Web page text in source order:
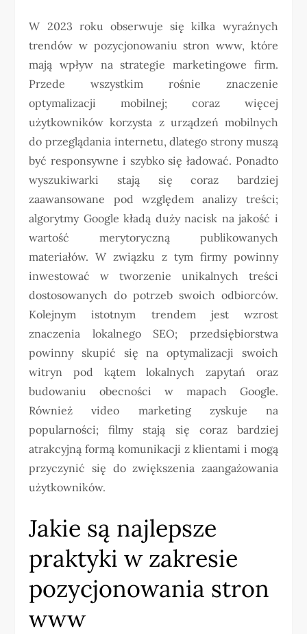
W 2023 roku obserwuje się kilka wyraźnych
trendów w pozycjonowaniu stron www, które
mają wpływ na strategie marketingowe firm.
Przede wszystkim rośnie znaczenie
optymalizacji mobilnej; coraz więcej
użytkowników korzysta z urządzeń mobilnych
do przeglądania internetu, dlatego strony muszą
być responsywne i szybko się ładować. Ponadto
wyszukiwarki stają się coraz bardziej
zaawansowane pod względem analizy treści;
algorytmy Google kładą duży nacisk na jakość i
wartość merytoryczną publikowanych
materiałów. W związku z tym firmy powinny
inwestować w tworzenie unikalnych treści
dostosowanych do potrzeb swoich odbiorców.
Kolejnym istotnym trendem jest wzrost
znaczenia lokalnego SEO; przedsiębiorstwa
powinny skupić się na optymalizacji swoich
witryn pod kątem lokalnych zapytań oraz
budowaniu obecności w mapach Google.
Również video marketing zyskuje na
popularności; filmy stają się coraz bardziej
atrakcyjną formą komunikacji z klientami i mogą
przyczynić się do zwiększenia zaangażowania
użytkowników.
Jakie są najlepsze
praktyki w zakresie
pozycjonowania stron
www